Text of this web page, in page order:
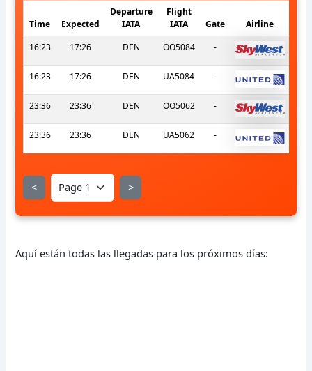
Time Expected
Departure
IATA
Flight
IATA
Gate
Airline
16:23
17:26 DEN OO5084 -
16:23 17:26 DEN UA5084 -
23:36 23:36 DEN OO5062 -
23:36 23:36 DEN UA5062 -
< >
Aquí están todas las llegadas para los próximos días: